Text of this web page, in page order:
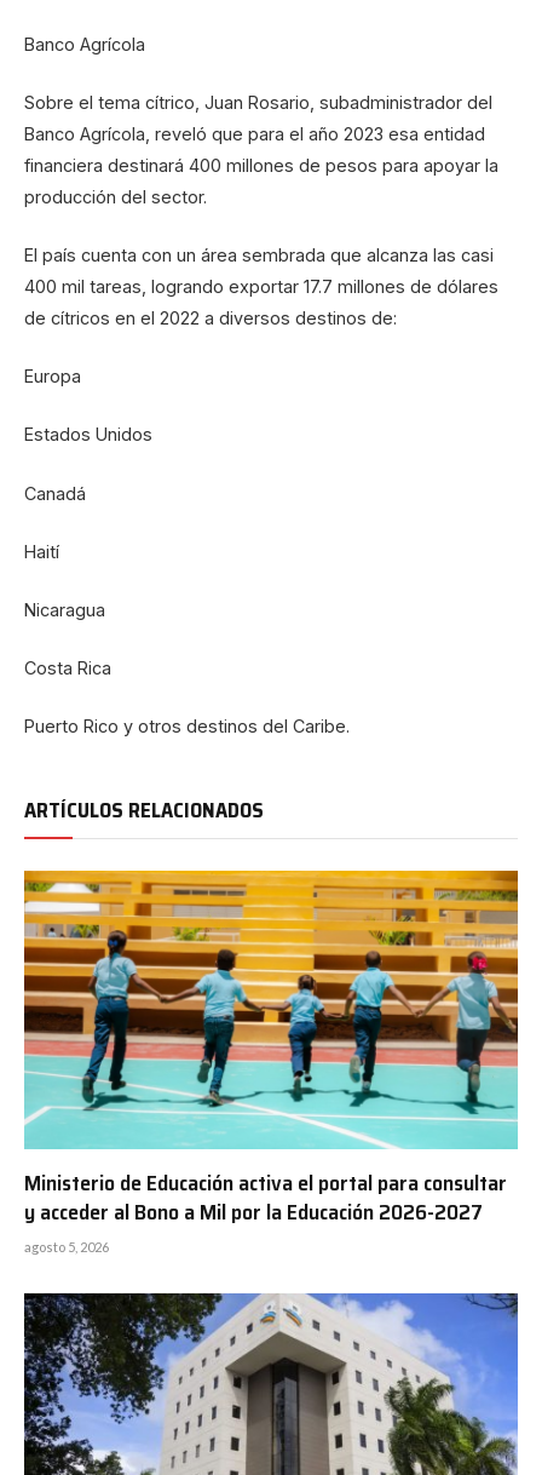
Banco Agrícola
Sobre el tema cítrico, Juan Rosario, subadministrador del
Banco Agrícola, reveló que para el año 2023 esa entidad
financiera destinará 400 millones de pesos para apoyar la
producción del sector.
El país cuenta con un área sembrada que alcanza las casi
400 mil tareas, logrando exportar 17.7 millones de dólares
de cítricos en el 2022 a diversos destinos de:
Europa
Estados Unidos
Canadá
Haití
Nicaragua
Costa Rica
Puerto Rico y otros destinos del Caribe.
ARTÍCULOS RELACIONADOS
Ministerio de Educación activa el portal para consultar
y acceder al Bono a Mil por la Educación 2026-2027
agosto 5, 2026